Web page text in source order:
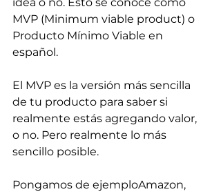
MVP (Minimum viable product) o
Producto Mínimo Viable en
español.
El MVP es la versión más sencilla
de tu producto para saber si
realmente estás agregando valor,
o no. Pero realmente lo más
sencillo posible.
Pongamos de ejemploAmazon,